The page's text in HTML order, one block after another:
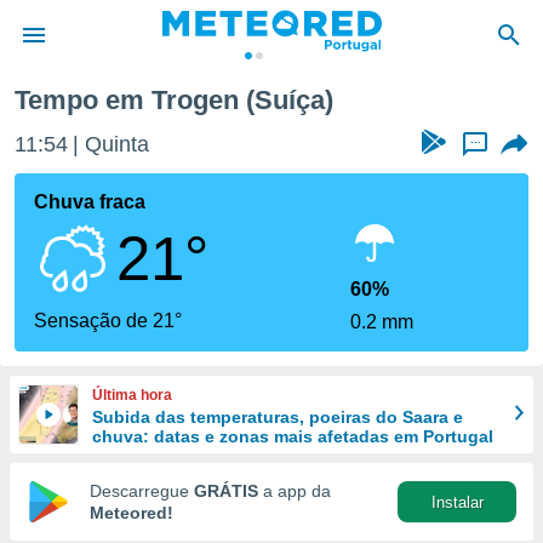
da
foi
fornecidas
a este
das
e
forma
digital
Tempo em Trogen (Suíça)
11:54 Quinta ...
Chuva fraca
21°
Sensação de 21°
60%
0.2 mm
Última hora
Subida das temperaturas, poeiras do Saara e
chuva: datas e zonas mais afetadas em Portugal
Descarregue GRÁTIS a app da
Meteored!
Instalar